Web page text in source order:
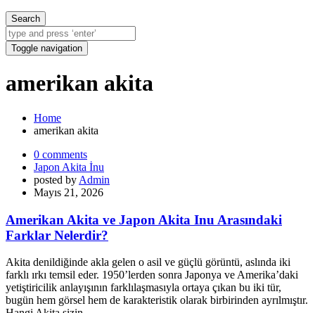
Search
Toggle navigation
amerikan akita
Home
amerikan akita
0 comments
Japon Akita İnu
posted by Admin
Mayıs 21, 2026
Amerikan Akita ve Japon Akita Inu Arasındaki
Farklar Nelerdir?
Akita denildiğinde akla gelen o asil ve güçlü görüntü, aslında iki
farklı ırkı temsil eder. 1950’lerden sonra Japonya ve Amerika’daki
yetiştiricilik anlayışının farklılaşmasıyla ortaya çıkan bu iki tür,
bugün hem görsel hem de karakteristik olarak birbirinden ayrılmıştır.